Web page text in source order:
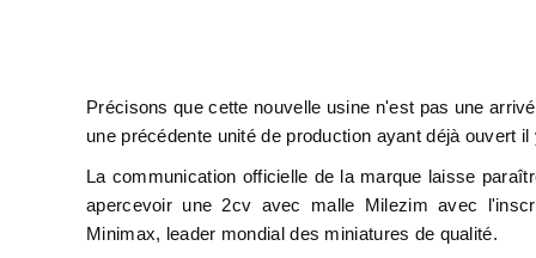
Précisons que cette nouvelle usine n'est pas une
une précédente unité de production ayant déjà ouvert
La communication officielle de la marque laisse
apercevoir une 2cv avec malle Milezim avec
Minimax, leader mondial des miniatures de qualité.